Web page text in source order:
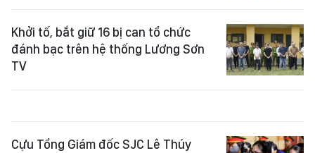
Khởi tố, bắt giữ 16 bị can tổ chức
đánh bạc trên hệ thống Lương Sơn
TV
Cựu Tổng Giám đốc SJC Lê Thúy